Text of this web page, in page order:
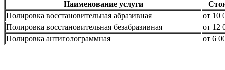
Наименование услуги
Полировка восстановительная абразивная
от 10
Полировка восстановительная безабразивная
от 12
Полировка антиголограммная
от 6